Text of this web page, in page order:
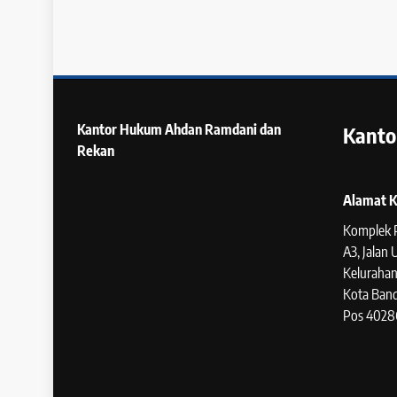
Kantor Hukum Ahdan Ramdani dan
Rekan
Alamat
Komplek
A3, Jalan
Kota
Pos